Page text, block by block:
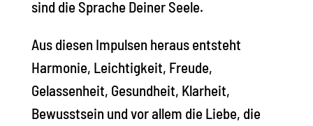
sind die Sprache Deiner Seele.
Aus diesen Impulsen heraus entsteht
Harmonie, Leichtigkeit, Freude,
Gelassenheit, Gesundheit, Klarheit,
Bewusstsein und vor allem die Liebe, die